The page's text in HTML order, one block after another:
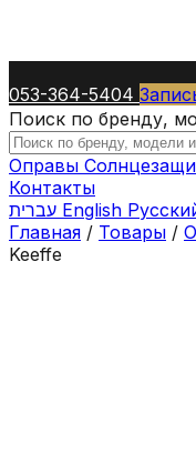
053-364-5404
Поиск по бренду,
Оправы
Контакты
English
Главная / Товары /
Keeffe